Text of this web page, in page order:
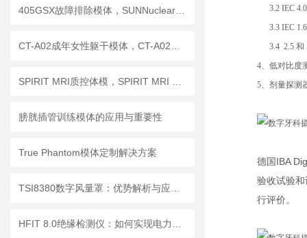
膀胱插管训练模体的应用与重要性
True Phantom模体定制解决方案
3.2 IEC 4.0
3.3 IEC 1.6
3.4 2.5 和
4、低对比度
5、剂量探测
德国IBA
验收试验
行评价。